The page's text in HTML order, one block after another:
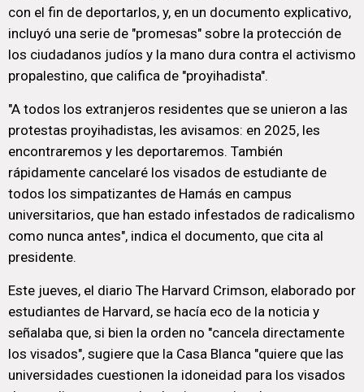
con el fin de deportarlos, y, en un documento explicativo,
incluyó una serie de "promesas" sobre la protección de
los ciudadanos judíos y la mano dura contra el activismo
propalestino, que califica de "proyihadista".
"A todos los extranjeros residentes que se unieron a las
protestas proyihadistas, les avisamos: en 2025, les
encontraremos y les deportaremos. También
rápidamente cancelaré los visados de estudiante de
todos los simpatizantes de Hamás en campus
universitarios, que han estado infestados de radicalismo
como nunca antes", indica el documento, que cita al
presidente.
Este jueves, el diario The Harvard Crimson, elaborado por
estudiantes de Harvard, se hacía eco de la noticia y
señalaba que, si bien la orden no "cancela directamente
los visados", sugiere que la Casa Blanca "quiere que las
universidades cuestionen la idoneidad para los visados